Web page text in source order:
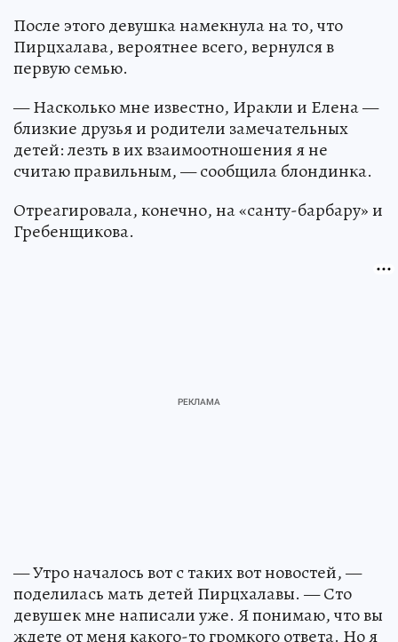
После этого девушка намекнула на то, что
Пирцхалава, вероятнее всего, вернулся в
первую семью.
— Насколько мне известно, Иракли и Елена —
близкие друзья и родители замечательных
детей: лезть в их взаимоотношения я не
считаю правильным, — сообщила блондинка.
Отреагировала, конечно, на «санту-барбару» и
Гребенщикова.
— Утро началось вот с таких вот новостей, —
поделилась мать детей Пирцхалавы. — Сто
девушек мне написали уже. Я понимаю, что вы
ждете от меня какого-то громкого ответа. Но я